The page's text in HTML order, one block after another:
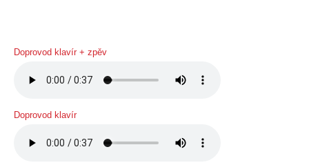
Doprovod klavír + zpěv
Doprovod klavír